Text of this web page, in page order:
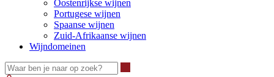
Oostenrijkse wijnen
Portugese wijnen
Spaanse wijnen
Zuid-Afrikaanse wijnen
Wijndomeinen